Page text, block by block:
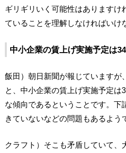
ギリギリいく可能性はありますけ
ていることを理解しなければいけ
中小企業の賃上げ実施予定は
飯田）朝日新聞が報じていますが
と、中小企業の賃上げ実施予定は
な傾向であるということです。下
きていないなどの問題もあるよう
クラフト）そこも矛盾していて、